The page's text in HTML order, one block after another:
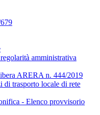
amministrativa
ARERA n. 444/2019
di trasporto locale di rete
- Elenco provvisorio